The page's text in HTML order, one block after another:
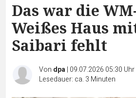
Das war die
Weißes Haus
Saibari fehlt
Von dpa| 09.07.2026 05:30 Uhr
Lesedauer: ca. 3 Minuten